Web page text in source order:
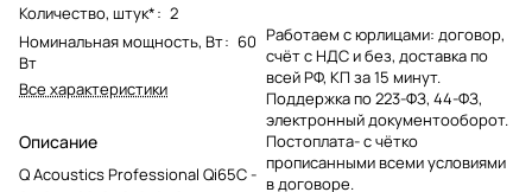
Количество, штук*: 2
Номинальная мощность, Вт: 60
Вт
Все характеристики
Описание
Q Acoustics Professional Qi65C -
Работаем с юрлицами: договор,
счёт с НДС и без, доставка по
всей РФ, КП за 15 минут.
Поддержка по 223-ФЗ, 44-ФЗ,
электронный документооборот.
Постоплата- с чётко
прописанными всеми условиями
в договоре.